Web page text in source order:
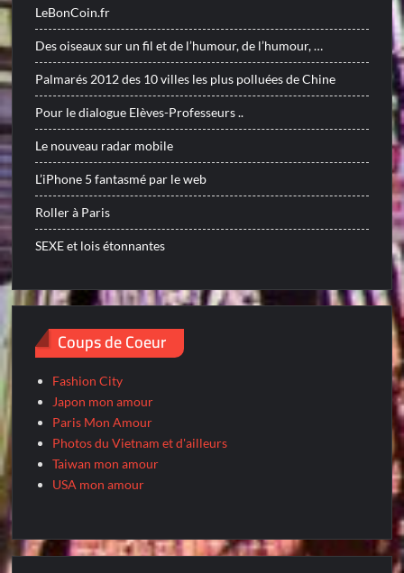
LeBonCoin.fr
Des oiseaux sur un fil et de l’humour, de l’humour, …
Palmarés 2012 des 10 villes les plus polluées de Chine
Pour le dialogue Elèves-Professeurs ..
Le nouveau radar mobile
L’iPhone 5 fantasmé par le web
Roller à Paris
SEXE et lois étonnantes
Coups de Coeur
Fashion City
Japon mon amour
Paris Mon Amour
Photos du Vietnam et d'ailleurs
Taiwan mon amour
USA mon amour